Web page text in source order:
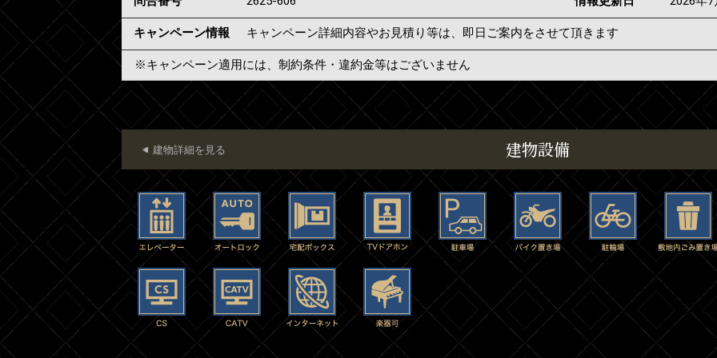
キャンペーン情報 キャンペーン詳細内容やお見積り等は、即日ご案内をさせて頂きます
※キャンペーン適用には、制約条件・違約金等はございません
建物設備
建物詳細を見る